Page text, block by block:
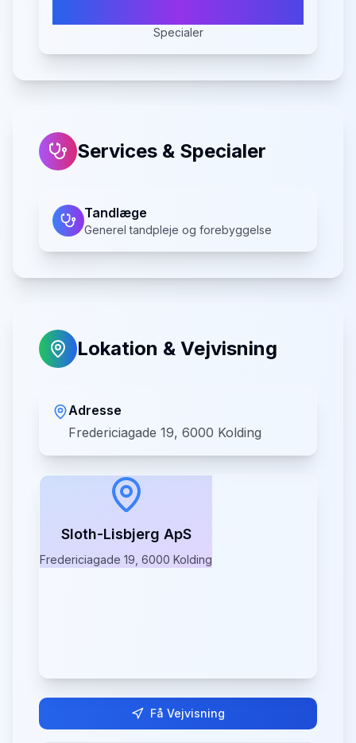
Specialer
Services & Specialer
Tandlæge
Generel tandpleje og forebyggelse
Lokation & Vejvisning
Adresse
Fredericiagade 19, 6000 Kolding
Sloth-Lisbjerg ApS
Fredericiagade 19, 6000 Kolding
Få Vejvisning